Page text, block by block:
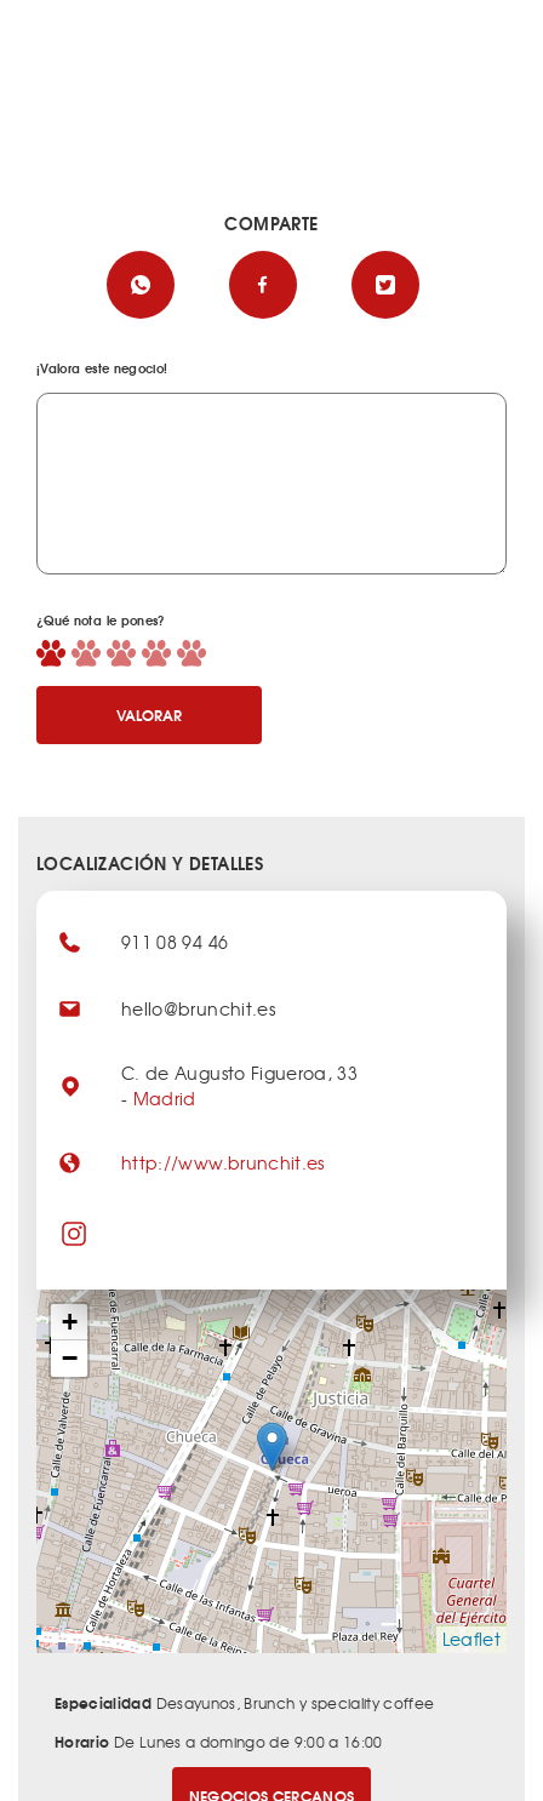
¡Valora este negocio!
¿Qué nota le pones?
VALORAR
COMPARTE
LOCALIZACIÓN Y DETALLES
+
−
Leaflet
911 08 94 46
hello@brunchit.es
C. de Augusto Figueroa, 33
- Madrid
http://www.brunchit.es
Especialidad Desayunos, Brunch y speciality coffee
Horario De Lunes a domingo de 9:00 a 16:00
NEGOCIOS CERCANOS